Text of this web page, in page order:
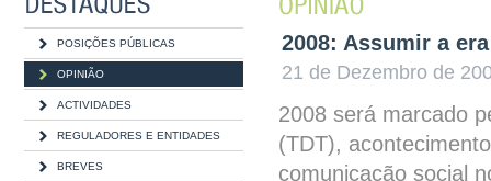
POSIÇÕES PÚBLICAS
OPINIÃO
ACTIVIDADES
REGULADORES E ENTIDADES
BREVES
2008: Assumir a
21 de Dezembro de
2008 será marcado
(TDT),
comunicação social